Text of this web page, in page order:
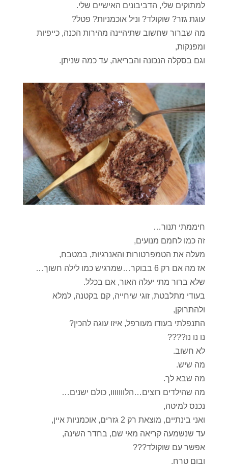
למתוקים שלי, הדביבונים האישיים שלי.
עוגת גזר? שוקולד? וניל אוכמניות? פטל?
מה שברור שחשוב שתיהיינה מהירות הכנה, כייפיות
ומפנקות,
וגם בסקלה הנכונה והבריאה, עד כמה שניתן.
חיממתי תנור…
זה כמו לחמם מנועים,
מעלה את הטמפרטורות והאנרגיות, במטבח,
אז מה אם רק 6 בבוקר…שמרגיש כמו לילה חשוך…
שלא ברור מתי יעלה האור, אם בכלל.
בעודי מתלבטת, זוגי שיחייה, קם בקטנה, למלא
ולהתרוקן,
התנפלתי בעודו מעורפל, איזו עוגה להכין?
נו נו נו????
לא חשוב.
מה שיש.
מה שבא לך.
מה שהילדים רוצים…הלווווווו, כולם ישנים…
נכנס למיטה,
ואני בינתיים, מוצאת רק 2 גזרים, אוכמניות איין,
עד שנשמעה קריאה מאי שם, בחדר השינה,
אפשר עם שוקולד???
ובום טרח.